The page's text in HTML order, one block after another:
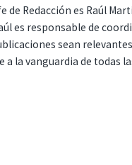
de Redacción es Raúl
es responsable de
sean
a la vanguardia de todas